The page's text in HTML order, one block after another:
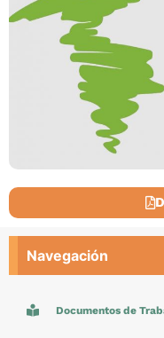
Navegación
Documentos de